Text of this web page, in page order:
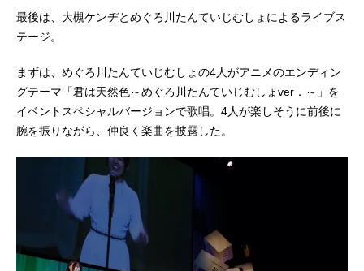
最後は、大槻ケンヂとめぐろ川たんていじむしょによるライブス
テージ。
まずは、めぐろ川たんていじむしょの4人がアニメのエンディン
グテーマ「君は天然色～めぐろ川たんていじむしょver．～」を
イベントスペシャルバージョンで歌唱。4人が楽しそうに前後に
腕を振りながら、仲良く楽曲を披露した。